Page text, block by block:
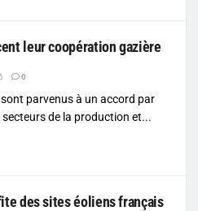
leur coopération gazière
0
parvenus à un accord par
de la production et...
des sites éoliens français